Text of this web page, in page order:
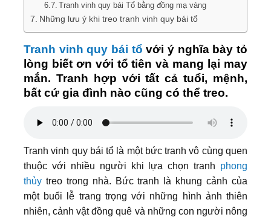
Tranh vinh quy bái Tổ bằng đồng mạ vàng
Những lưu ý khi treo tranh vinh quy bái tổ
Tranh vinh quy bái tổ với ý nghĩa bày tỏ
lòng biết ơn với tổ tiên và mang lại may
mắn. Tranh hợp với tất cả tuổi, mệnh,
bất cứ gia đình nào cũng có thể treo.
Tranh vinh quy bái tổ là một bức tranh vô cùng quen
thuộc với nhiều người khi lựa chọn tranh phong
thủy treo trong nhà. Bức tranh là khung cảnh của
một buổi lễ trang trọng với những hình ảnh thiên
nhiên, cảnh vật đồng quê và những con người nông